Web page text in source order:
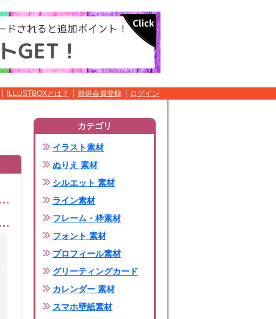
ILLUSTBOXとは？ 新規会員登録 ログイン
カテゴリ
イラスト素材
ぬりえ 素材
シルエット 素材
ライン素材
フレーム・枠素材
フォント 素材
プロフィール素材
グリーティングカード
カレンダー 素材
スマホ壁紙素材